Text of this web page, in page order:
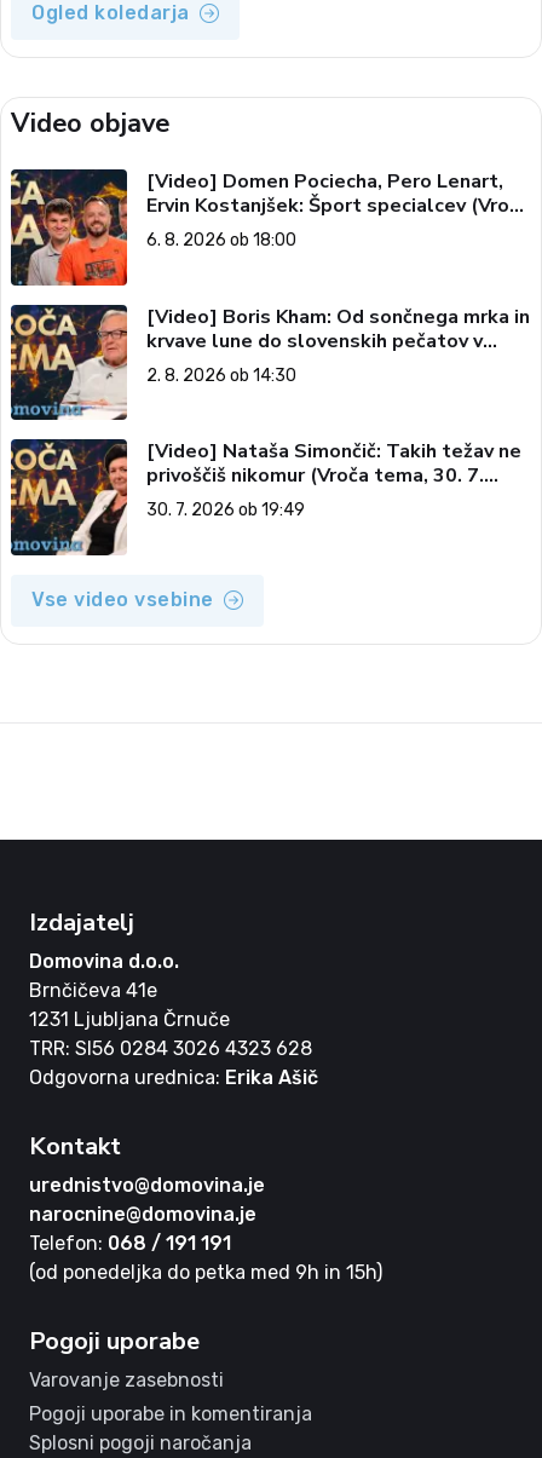
Ogled koledarja
Video objave
[Video] Domen Pociecha, Pero Lenart,
Ervin Kostanjšek: Šport specialcev (Vroča
tema, 6. 8. 2026)
6. 8. 2026 ob 18:00
[Video] Boris Kham: Od sončnega mrka in
krvave lune do slovenskih pečatov v
vesolju (Vroča tema, 2. 8. 2026)
2. 8. 2026 ob 14:30
[Video] Nataša Simončič: Takih težav ne
privoščiš nikomur (Vroča tema, 30. 7.
2026)
30. 7. 2026 ob 19:49
Vse video vsebine
Izdajatelj
Domovina d.o.o.
Brnčičeva 41e
1231 Ljubljana Črnuče
TRR: SI56 0284 3026 4323 628
Odgovorna urednica: Erika Ašič
Kontakt
urednistvo@domovina.je
narocnine@domovina.je
Telefon: 068 / 191 191
(od ponedeljka do petka med 9h in 15h)
Pogoji uporabe
Varovanje zasebnosti
Pogoji uporabe in komentiranja
Splosni pogoji naročanja